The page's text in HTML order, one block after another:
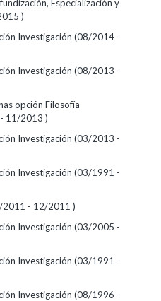
Especialización y
)
Investigación (08/2014 -
Investigación (08/2013 -
opción Filosofía
11/2013 )
Investigación (03/2013 -
Investigación (03/1991 -
2011 - 12/2011 )
Investigación (03/2005 -
Investigación (03/1991 -
Investigación (08/1996 -